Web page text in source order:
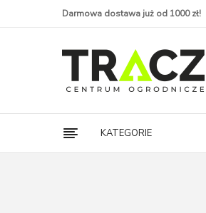
Darmowa dostawa już od 1000 zł!
KATEGORIE